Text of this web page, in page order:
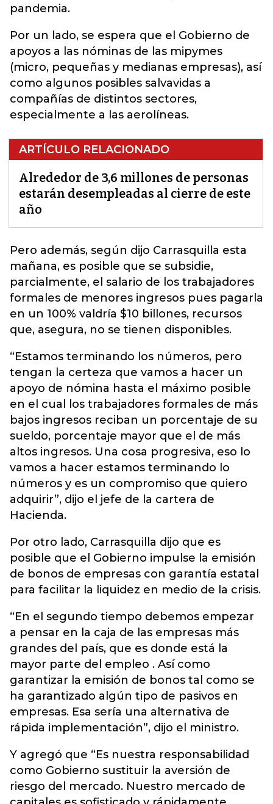
pandemia.
Por un lado, se espera que el Gobierno de
apoyos a las nóminas de las mipymes
(micro, pequeñas y medianas empresas), así
como algunos posibles salvavidas a
compañías de distintos sectores,
especialmente a las aerolíneas.
ARTÍCULO RELACIONADO
Alrededor de 3,6 millones de personas
estarán desempleadas al cierre de este
año
Pero además, según dijo Carrasquilla esta
mañana, es posible que se subsidie,
parcialmente, el salario de los trabajadores
formales de menores ingresos pues pagarla
en un 100% valdría $10 billones, recursos
que, asegura, no se tienen disponibles.
“Estamos terminando los números, pero
tengan la certeza que vamos a hacer un
apoyo de nómina hasta el máximo posible
en el cual los trabajadores formales de más
bajos ingresos reciban un porcentaje de su
sueldo, porcentaje mayor que el de más
altos ingresos. Una cosa progresiva, eso lo
vamos a hacer estamos terminando lo
números y es un compromiso que quiero
adquirir”, dijo el jefe de la cartera de
Hacienda.
Por otro lado, Carrasquilla dijo que es
posible que el Gobierno impulse la emisión
de bonos de empresas con garantía estatal
para facilitar la liquidez en medio de la crisis.
“En el segundo tiempo debemos empezar
a pensar en la caja de las empresas más
grandes del país, que es donde está la
mayor parte del empleo . Así como
garantizar la emisión de bonos tal como se
ha garantizado algún tipo de pasivos en
empresas. Esa sería una alternativa de
rápida implementación”, dijo el ministro.
Y agregó que “Es nuestra responsabilidad
como Gobierno sustituir la aversión de
riesgo del mercado. Nuestro mercado de